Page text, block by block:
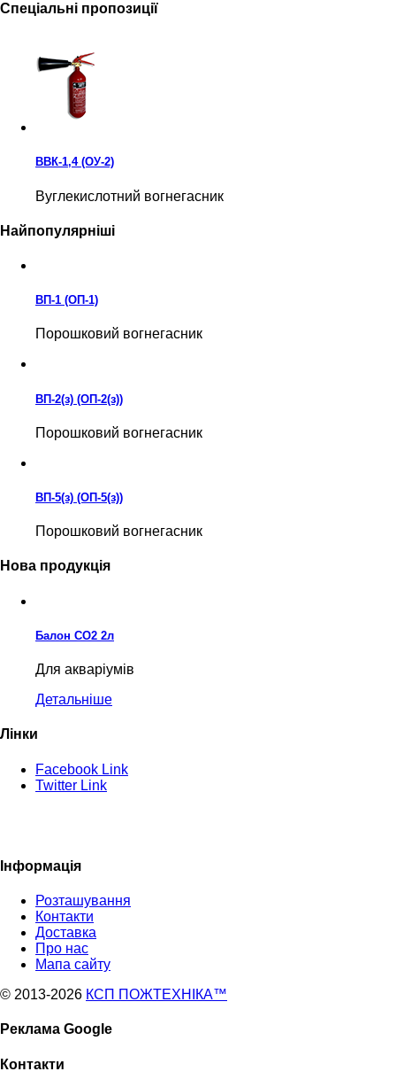
Спеціальні пропозиції
ВВК-1,4 (ОУ-2)
Вуглекислотний вогнегасник
Найпопулярніші
ВП-1 (ОП-1)
Порошковий вогнегасник
ВП-2(з) (ОП-2(з))
Порошковий вогнегасник
ВП-5(з) (ОП-5(з))
Порошковий вогнегасник
Нова продукція
Балон CO2 2л
Для акваріумів
Детальніше
Лінки
Facebook Link
Twitter Link
Інформація
Розташування
Контакти
Доставка
Про нас
Мапа сайту
© 2013-2026 КСП ПОЖТЕХНІКА™
Реклама Google
Контакти